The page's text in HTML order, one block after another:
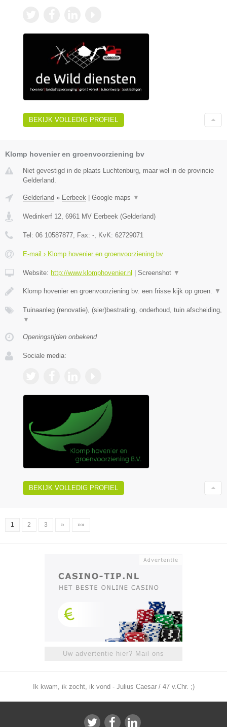
BEKIJK VOLLEDIG PROFIEL
Klomp hovenier en groenvoorziening bv
Niet gevestigd in de plaats Luchtenburg, maar wel in de provincie
Gelderland.
Gelderland » Eerbeek Google maps ▼
Wedinkerf 12 6961 MV Eerbeek (Gelderland)
Tel: 06 10587877 , Fax: - , KvK: 62729071
E-mail › Klomp hovenier en groenvoorziening bv
Website: http://www.klomphovenier.nl Screenshot ▼
Klomp hovenier en groenvoorziening bv. een frisse kijk op groen. ▼
Tuinaanleg (renovatie), (sier)bestrating, onderhoud, tuin afscheiding,
▼
Openingstijden onbekend
Sociale media:
BEKIJK VOLLEDIG PROFIEL
1 2 3 » »»
Uw advertentie hier? Mail ons
Ik kwam, ik zocht, ik vond - Julius Caesar / 47 v.Chr. ;)